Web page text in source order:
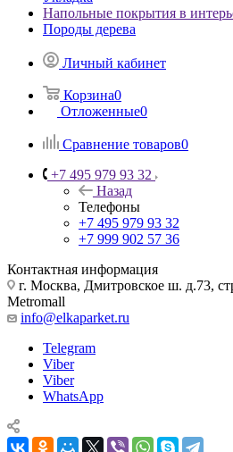
Напольные покрытия в
Породы дерева
Личный кабинет
Корзина0
Отложенные0
Сравнение товаров0
+7 495 979 93 32
Назад
Телефоны
+7 495 979 93 32
+7 999 902 57 36
Контактная информация
г. Москва, Дмитровское ш. д.73,
Metromall
info@elkaparket.ru
Telegram
Viber
Viber
WhatsApp